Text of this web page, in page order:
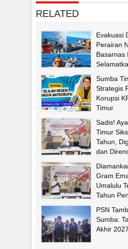
RELATED
Evakuasi
Perairan
Basarnas
Sumba
Strategis
Korupsi
Timur
Sadis!
Timur
Tahun,
dan
Gram
Umalulu
Tahun
PSN
Sumba:
Akhir 2027